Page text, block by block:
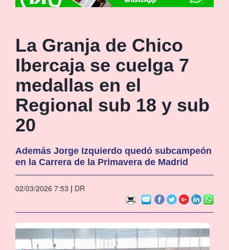
La Granja de Chico
Ibercaja se cuelga 7
medallas en el
Regional sub 18 y sub
20
Además Jorge Izquierdo quedó subcampeón
en la Carrera de la Primavera de Madrid
02/03/2026 7:53 | DR